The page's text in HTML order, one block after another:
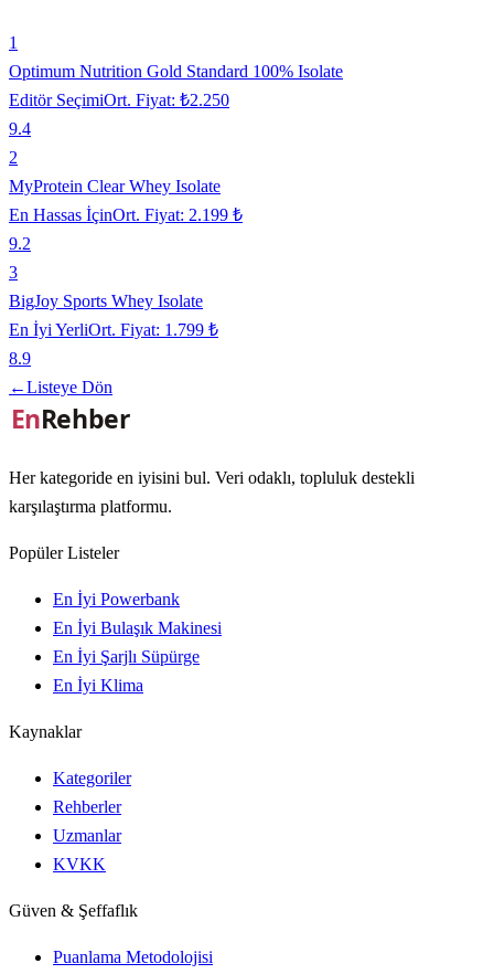
1
Optimum Nutrition Gold Standard 100% Isolate
Editör SeçimiOrt. Fiyat: ₺2.250
9.4
2
MyProtein Clear Whey Isolate
En Hassas İçinOrt. Fiyat: 2.199 ₺
9.2
3
BigJoy Sports Whey Isolate
En İyi YerliOrt. Fiyat: 1.799 ₺
8.9
←Listeye Dön
Her kategoride en iyisini bul. Veri odaklı, topluluk destekli
karşılaştırma platformu.
Popüler Listeler
En İyi Powerbank
En İyi Bulaşık Makinesi
En İyi Şarjlı Süpürge
En İyi Klima
Kaynaklar
Kategoriler
Rehberler
Uzmanlar
KVKK
Güven & Şeffaflık
Puanlama Metodolojisi